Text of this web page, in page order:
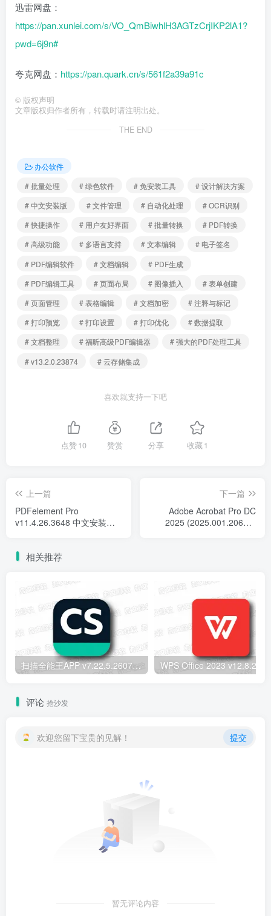
迅雷网盘：
https://pan.xunlei.com/s/VO_QmBiwhlH3AGTzCrjIKP2lA1?
pwd=6j9n#
夸克网盘： https://pan.quark.cn/s/561f2a39a91c
© 版权声明
文章版权归作者所有，转载时请注明出处。
THE END
办公软件
# 批量处理
# 绿色软件 # 免安装工具
# 设计解决方案
# 中文安装版
# 文件管理 # 自动化处理
# OCR识别
# 快捷操作
# 用户友好界面 # 批量转换
# PDF转换
# 高级功能
# 多语言支持 # 文本编辑
# 电子签名
# PDF编辑软件
# 文档编辑
# PDF生成
# PDF编辑工具
# 页面布局 # 图像插入
# 表单创建
# 页面管理
# 表格编辑 # 文档加密
# 注释与标记
# 打印预览
# 打印设置 # 打印优化
# 数据提取
# 文档整理
# 福昕高级PDF编辑器
# 强大的PDF处理工具
# v13.2.0.23874
# 云存储集成
喜欢就支持一下吧
点赞10 赞赏 分享 收藏 1
上一篇
PDFelement Pro
v11.4.26.3648 中文安装版 -
下一篇
Adobe Acrobat Pro DC
2025 (2025.001.20623-
相关推荐
扫描全能王APP v7.22.5.2607250000 安卓解锁版 – 智能文档扫描
评论 抢沙发
欢迎您留下宝贵的见解！ 提交
暂无评论内容